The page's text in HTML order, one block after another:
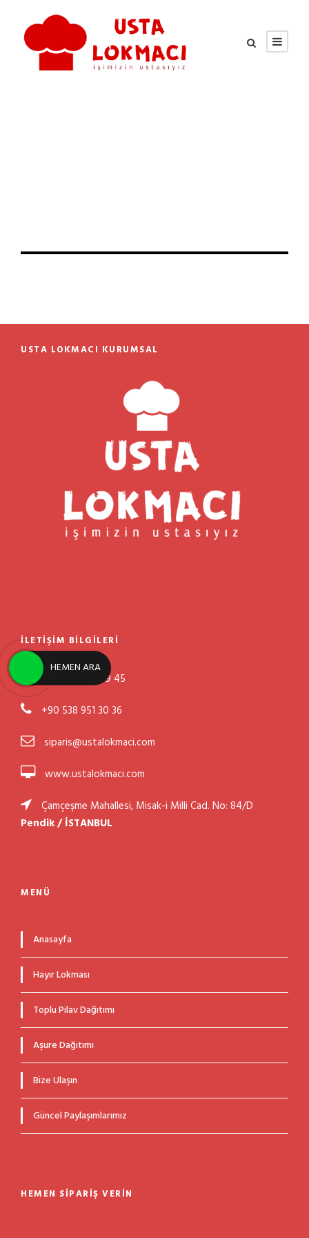
USTA LOKMACI KURUMSAL
İLETIŞIM BILGILERI
+90 532 767 99 45
+90 538 951 30 36
siparis@ustalokmaci.com
www.ustalokmaci.com
Çamçeşme Mahallesi, Misak-i Milli Cad. No: 84/D
Pendik / İSTANBUL
MENÜ
Anasayfa
Hayır Lokması
Toplu Pilav Dağıtımı
Aşure Dağıtımı
Bize Ulaşın
Güncel Paylaşımlarımız
HEMEN SIPARIŞ VERIN
HEMEN ARA